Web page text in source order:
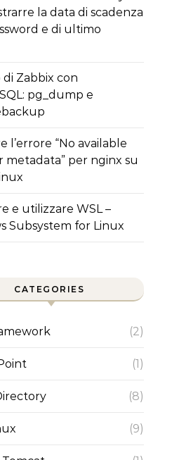
la data di scadenza
e di ultimo
Zabbix con
pg_dump e
l’errore “No available
metadata” per nginx su
e utilizzare WSL –
Subsystem for Linux
CATEGORIES
(2)
(1)
(8)
(9)